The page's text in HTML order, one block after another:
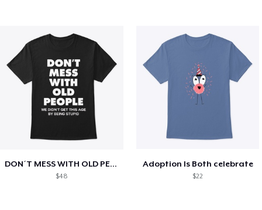
DON´T MESS WITH OLD PEOPLE
$48
Adoption Is Both celebrate
$22